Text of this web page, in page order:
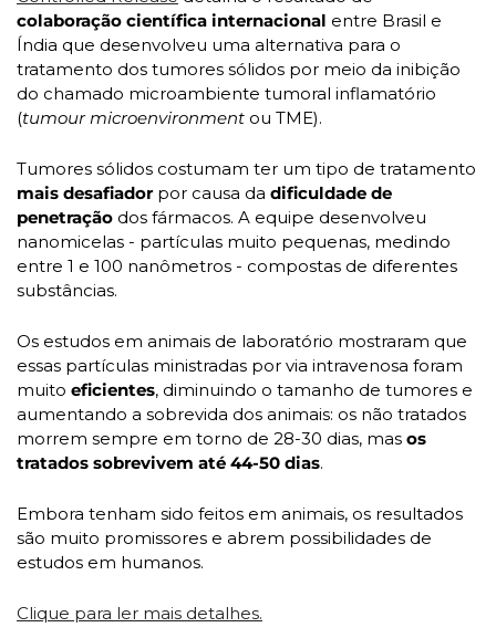
colaboração científica internacional entre Brasil e
Índia que desenvolveu uma alternativa para o
tratamento dos tumores sólidos por meio da inibição
do chamado microambiente tumoral inflamatório
(tumour microenvironment ou TME).
mais desafiador por causa da dificuldade de
penetração dos fármacos. A equipe desenvolveu
nanomicelas - partículas muito pequenas, medindo
entre 1 e 100 nanômetros - compostas de diferentes
substâncias.
Os estudos em animais de laboratório mostraram que
essas partículas ministradas por via intravenosa foram
muito eficientes, diminuindo o tamanho de tumores e
aumentando a sobrevida dos animais: os não tratados
morrem sempre em torno de 28-30 dias, mas os
tratados sobrevivem até 44-50 dias.
Embora tenham sido feitos em animais, os resultados
são muito promissores e abrem possibilidades de
estudos em humanos.
Clique para ler mais detalhes.